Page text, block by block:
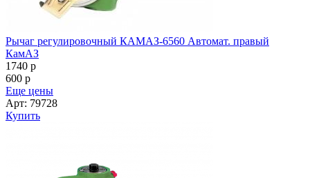
Рычаг регулировочный КАМАЗ-6560 Автомат. правый
КамАЗ
1740 p
600 p
Еще цены
Арт: 79728
Купить